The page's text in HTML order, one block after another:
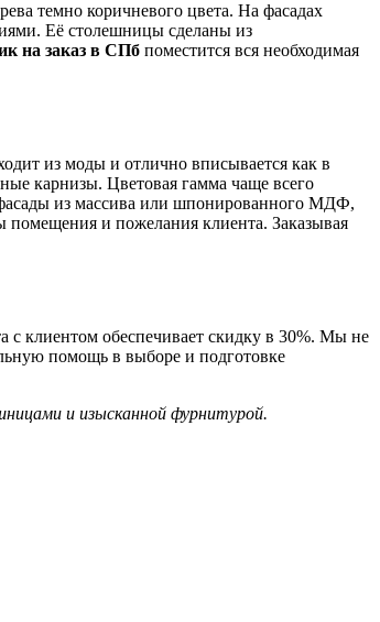
темно коричневого цвета. На фасадах
Её столешницы сделаны из
на заказ в СПб поместится вся необходимая
из моды и отлично вписывается как в
карнизы. Цветовая гамма чаще всего
из массива или шпонированного МДФ,
помещения и пожелания клиента. Заказывая
клиентом обеспечивает скидку в 30%. Мы не
помощь в выборе и подготовке
и изысканной фурнитурой.